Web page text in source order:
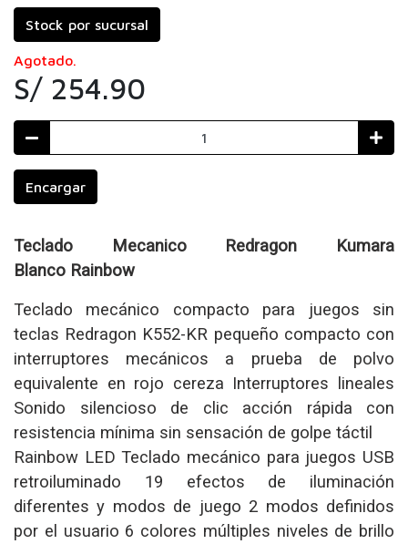
Stock por sucursal
Agotado.
S/ 254.90
Encargar
Teclado Mecanico Redragon Kumara
Blanco Rainbow
Teclado mecánico compacto para juegos sin
teclas Redragon K552-KR pequeño compacto con
interruptores mecánicos a prueba de polvo
equivalente en rojo cereza Interruptores lineales
Sonido silencioso de clic acción rápida con
resistencia mínima sin sensación de golpe táctil
Rainbow LED Teclado mecánico para juegos USB
retroiluminado 19 efectos de iluminación
diferentes y modos de juego 2 modos definidos
por el usuario 6 colores múltiples niveles de brillo